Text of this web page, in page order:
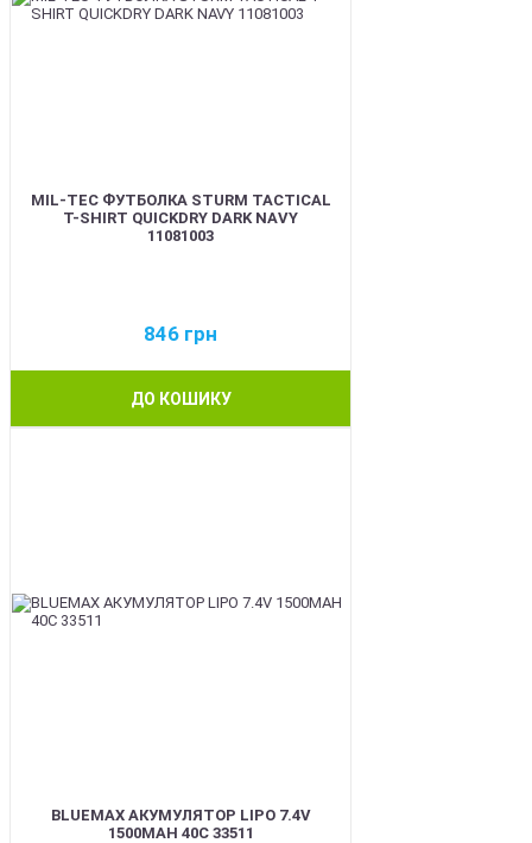
MIL-TEC ФУТБОЛКА STURM TACTICAL
T-SHIRT QUICKDRY DARK NAVY
11081003
846 грн
ДО КОШИКУ
BLUEMAX АКУМУЛЯТОР LIPO 7.4V
1500MAH 40C 33511